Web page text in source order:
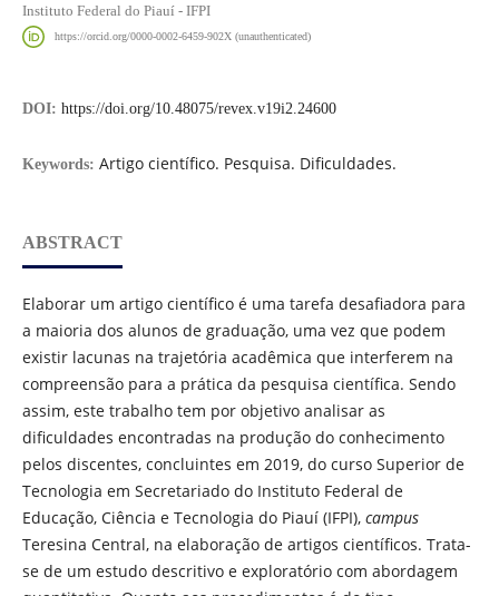
Instituto Federal do Piauí - IFPI
https://orcid.org/0000-0002-6459-902X (unauthenticated)
DOI: https://doi.org/10.48075/revex.v19i2.24600
Keywords: Artigo científico. Pesquisa. Dificuldades.
ABSTRACT
Elaborar um artigo científico é uma tarefa desafiadora para
a maioria dos alunos de graduação, uma vez que podem
existir lacunas na trajetória acadêmica que interferem na
compreensão para a prática da pesquisa científica. Sendo
assim, este trabalho tem por objetivo analisar as
dificuldades encontradas na produção do conhecimento
pelos discentes, concluintes em 2019, do curso Superior de
Tecnologia em Secretariado do Instituto Federal de
Educação, Ciência e Tecnologia do Piauí (IFPI), campus
Teresina Central, na elaboração de artigos científicos. Trata-
se de um estudo descritivo e exploratório com abordagem